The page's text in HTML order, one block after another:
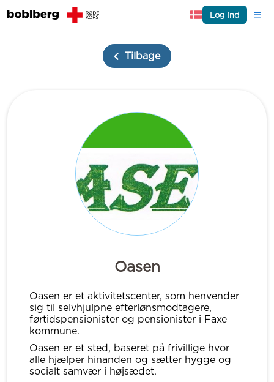
Log ind
Tilbage
Oasen
Oasen er et aktivitetscenter, som henvender
sig til selvhjulpne efterlønsmodtagere,
førtidspensionister og pensionister i Faxe
kommune.
Oasen er et sted, baseret på frivillige hvor
alle hjælper hinanden og sætter hygge og
socialt samvær i højsædet.